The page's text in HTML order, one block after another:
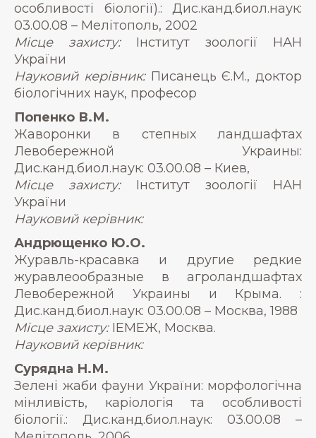
особливості біології).: Дис.канд.биол.наук:
03.00.08 – Мелітополь, 2002
Місце захисту:Інститут зоології НАН
України
Науковий керівник:Писанець Є.М., доктор
біологічних наук, професор
Попенко В.М.
Жаворонки в степных ландшафтах
Левобережной Украины:
Дис.канд.биол.наук: 03.00.08 – Киев,
Місце захисту:Інститут зоології НАН
України
Науковий керівник:
Андрющенко Ю.О.
Журавль-красавка и другие редкие
журавлеообразные в агроландшафтах
Левобережной Украины и Крыма. :
Дис.канд.биол.наук: 03.00.08 – Москва, 1988
Місце захисту:ІЕМЕЖ, Москва.
Науковий керівник:
Сурядна Н.М.
Зелені жаби фауни України: морфологічна
мінливість, каріологія та особливості
біології.: Дис.канд.биол.наук: 03.00.08 –